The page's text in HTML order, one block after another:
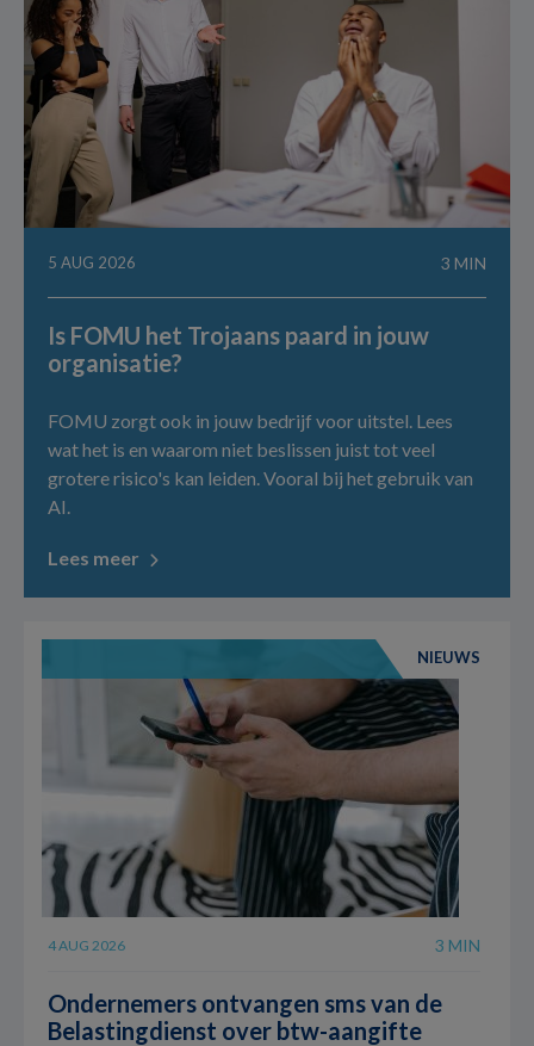
5 AUG 2026 3 MIN
Is FOMU het Trojaans paard in jouw
organisatie?
FOMU zorgt ook in jouw bedrijf voor uitstel. Lees
wat het is en waarom niet beslissen juist tot veel
grotere risico's kan leiden. Vooral bij het gebruik van
AI.
Lees meer
NIEUWS
4 AUG 2026 3 MIN
Ondernemers ontvangen sms van de
Belastingdienst over btw-aangifte